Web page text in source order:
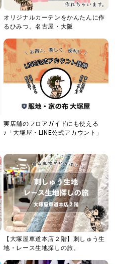
オリジナルカーテンをかんたんに作
るひみつ。名古屋・大阪
実店舗のフロアガイドにも使える
♪「大塚屋・LINE公式アカウント」
【大塚屋車道本店２階】刺しゅう生
地・レース生地探しの旅。